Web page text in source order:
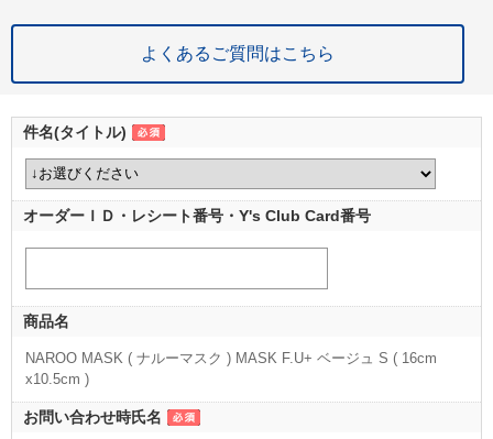
よくあるご質問はこちら
件名(タイトル)
オーダーＩＤ・レシート番号・Y's Club Card番号
商品名
NAROO MASK ( ナルーマスク ) MASK F.U+ ベージュ S ( 16cm
x10.5cm )
（S（16cm x10.5cm） ベージュ）
お問い合わせ時氏名